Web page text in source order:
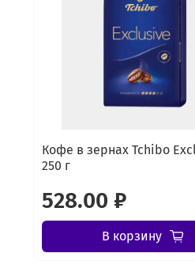
Кофе в зернах Tchibo
250 г
528.00 ₽
В корзину